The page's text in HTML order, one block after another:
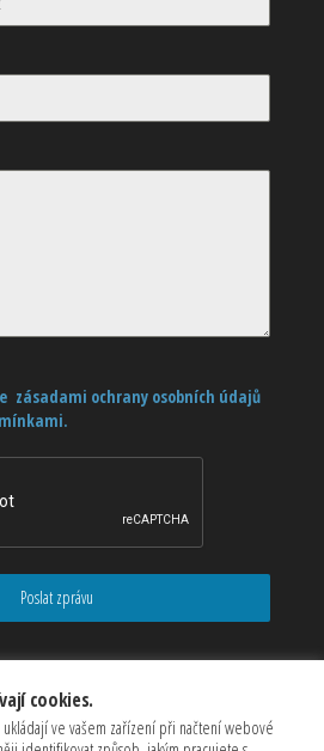
zásadami ochrany osobních údajů
Poslat zprávu
cookies.
ve vašem zařízení při načtení webové